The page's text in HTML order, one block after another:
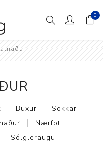
0
Buxur
Sokkar
Nærföt
Sólgleraugu